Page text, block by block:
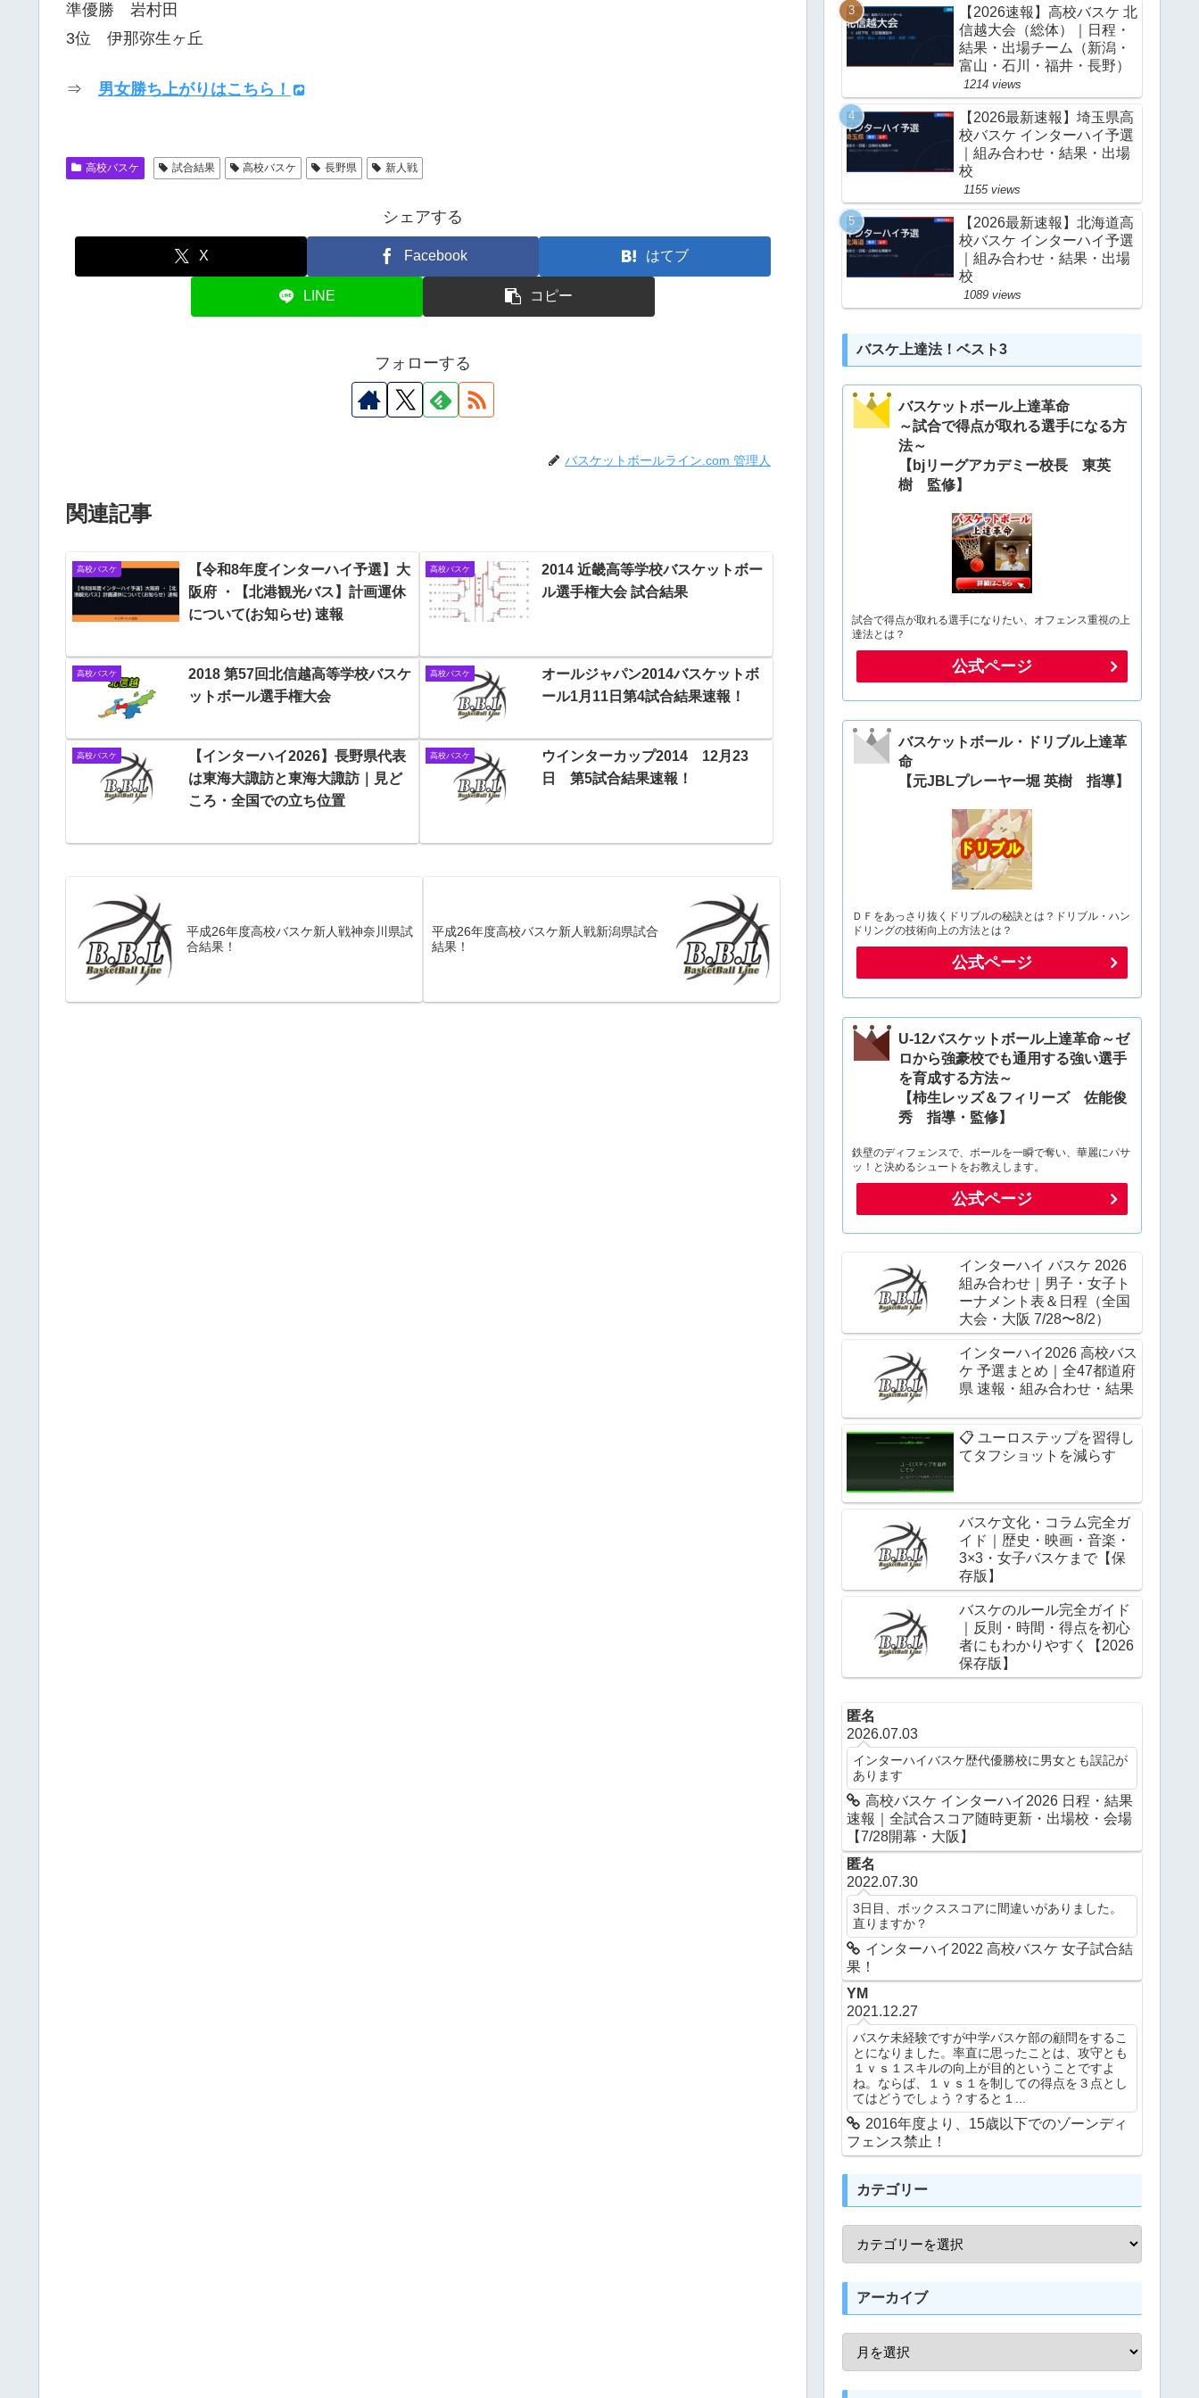
準優勝 岩村田
3位 伊那弥生ヶ丘
⇒ 男女勝ち上がりはこちら！
高校バスケ 試合結果 高校バスケ 長野県 新人戦
シェアする
X Facebook はてブ
LINE コピー
フォローする
バスケットボールライン.com 管理人
関連記事
高校バスケ
【令和8年度インターハイ予選】大
阪府 ・【北港観光バス】計画運休
について(お知らせ) 速報
高校バスケ
2014 近畿高等学校バスケットボー
ル選手権大会 試合結果
高校バスケ
2018 第57回北信越高等学校バスケ
ットボール選手権大会
高校バスケ
オールジャパン2014バスケットボ
ール1月11日第4試合結果速報！
高校バスケ
【インターハイ2026】長野県代表
は東海大諏訪と東海大諏訪｜見ど
ころ・全国での立ち位置
高校バスケ
ウインターカップ2014 12月23
日 第5試合結果速報！
平成26年度高校バスケ新人戦神奈川県試
合結果！
平成26年度高校バスケ新人戦新潟県試合
結果！
【2026速報】高校バスケ 北
信越大会（総体）｜日程・
結果・出場チーム（新潟・
富山・石川・福井・長野）
1214 views
【2026最新速報】埼玉県高
校バスケ インターハイ予選
｜組み合わせ・結果・出場
校
1155 views
【2026最新速報】北海道高
校バスケ インターハイ予選
｜組み合わせ・結果・出場
校
1089 views
バスケ上達法！ベスト3
バスケットボール上達革命
～試合で得点が取れる選手になる方
法～
【bjリーグアカデミー校長 東英
樹 監修】
試合で得点が取れる選手になりたい、オフェンス重視の上
達法とは？
公式ページ
バスケットボール・ドリブル上達革
命
【元JBLプレーヤー堀 英樹 指導】
ＤＦをあっさり抜くドリブルの秘訣とは？ドリブル・ハン
ドリングの技術向上の方法とは？
公式ページ
U-12バスケットボール上達革命～ゼ
ロから強豪校でも通用する強い選手
を育成する方法～
【柿生レッズ＆フィリーズ 佐能俊
秀 指導・監修】
鉄壁のディフェンスで、ボールを一瞬で奪い、華麗にパサ
ッ！と決めるシュートをお教えします。
公式ページ
インターハイ バスケ 2026
組み合わせ｜男子・女子ト
ーナメント表＆日程（全国
大会・大阪 7/28〜8/2）
インターハイ2026 高校バス
ケ 予選まとめ｜全47都道府
県 速報・組み合わせ・結果
📋 ユーロステップを習得し
てタフショットを減らす
バスケ文化・コラム完全ガ
イド｜歴史・映画・音楽・
3×3・女子バスケまで【保
存版】
バスケのルール完全ガイド
｜反則・時間・得点を初心
者にもわかりやすく【2026
保存版】
匿名
2026.07.03
インターハイバスケ歴代優勝校に男女とも誤記が
あります
高校バスケ インターハイ2026 日程・結果
速報｜全試合スコア随時更新・出場校・会場
【7/28開幕・大阪】
匿名
2022.07.30
3日目、ボックススコアに間違いがありました。
直りますか？
インターハイ2022 高校バスケ 女子試合結
果！
YM
2021.12.27
バスケ未経験ですが中学バスケ部の顧問をするこ
とになりました。率直に思ったことは、攻守とも
１ｖｓ１スキルの向上が目的ということですよ
ね。ならば、１ｖｓ１を制しての得点を３点とし
てはどうでしょう？すると１...
2016年度より、15歳以下でのゾーンディ
フェンス禁止！
カテゴリー
アーカイブ